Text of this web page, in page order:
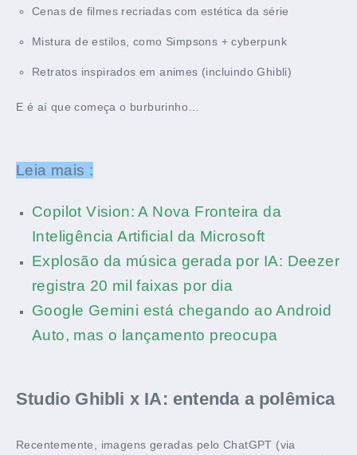
Cenas de filmes recriadas com estética da série
Mistura de estilos, como Simpsons + cyberpunk
Retratos inspirados em animes (incluindo Ghibli)
E é aí que começa o burburinho…
Leia mais :
Copilot Vision: A Nova Fronteira da
Inteligência Artificial da Microsoft
Explosão da música gerada por IA: Deezer
registra 20 mil faixas por dia
Google Gemini está chegando ao Android
Auto, mas o lançamento preocupa
Studio Ghibli x IA: entenda a polêmica
Recentemente, imagens geradas pelo ChatGPT (via